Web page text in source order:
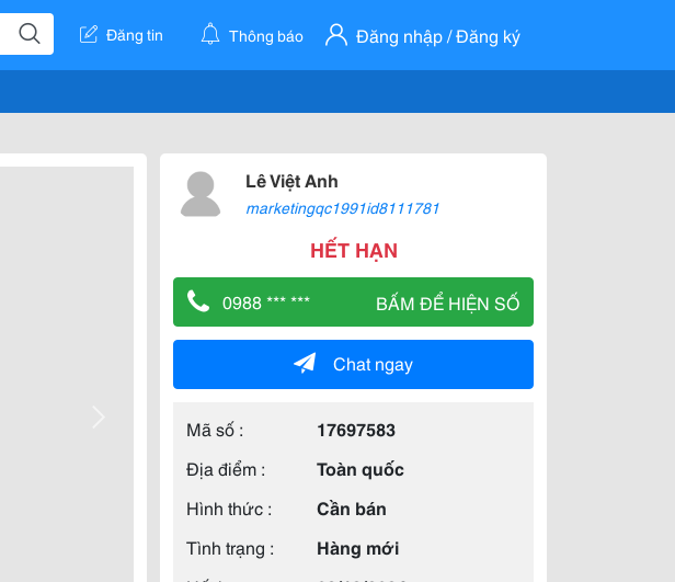
Đăng tin Thông báo Đăng nhập / Đăng ký
Lê Việt Anh
marketingqc1991id8111781
HẾT HẠN
0988 *** *** BẤM ĐỂ HIỆN SỐ
Chat ngay
Mã số :
17697583
Địa điểm :
Toàn quốc
Hình thức :
Cần bán
Tình trạng :
Hàng mới